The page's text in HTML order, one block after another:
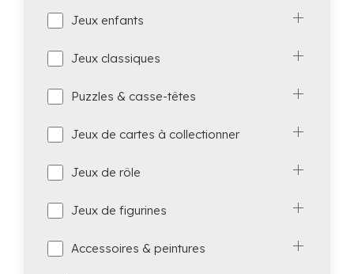
Jeux enfants
Jeux classiques
Puzzles & casse-têtes
Jeux de cartes à collectionner
Jeux de rôle
Jeux de figurines
Accessoires & peintures